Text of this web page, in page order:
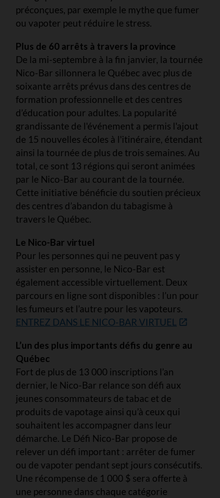
préconçues, par exemple le mythe que fumer
ou vapoter peut réduire le stress.
Plus de 60 arrêts à travers la province
De la mi-septembre à la fin janvier, la tournée
Nico-Bar sillonnera le Québec avec plus de
soixante arrêts prévus dans des centres de
formation professionnelle et des centres
d’éducation pour adultes. La popularité
grandissante de l'événement a permis l'ajout
de 15 nouvelles écoles à l'itinéraire, étendant
ainsi la tournée de plus de trois semaines. Au
total, ce sont 13 régions qui seront animées
par le Nico-Bar au courant de la tournée.
Cette initiative bénéficie du soutien précieux
des centres d’abandon du tabagisme à
travers le Québec.
Le Nico-Bar virtuel
Pour les personnes qui ne peuvent pas y
assister en personne, le Nico-Bar est
également accessible virtuellement. Deux
parcours en ligne sont disponibles : l’un pour
les fumeurs et l’autre pour les vapoteurs.
ENTREZ DANS LE NICO-BAR VIRTUEL
L’un des plus importants défis du genre au
Québec
Fort de plus de 13 000 inscriptions l’an
dernier, le Nico-Bar relance son défi aux
jeunes consommateurs de tabac et de
produits de vapotage ainsi qu’à ceux qui
souhaitent les accompagner dans leur
démarche. Le Défi Nico-Bar propose de
relever un défi important : arrêter de fumer
ou de vapoter pendant sept jours consécutifs.
Une récompense de 1 000 $ sera offerte à
une personne dans chaque catégorie